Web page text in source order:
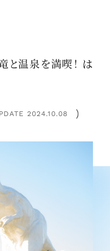
と温泉を満喫！ は
2024.10.08